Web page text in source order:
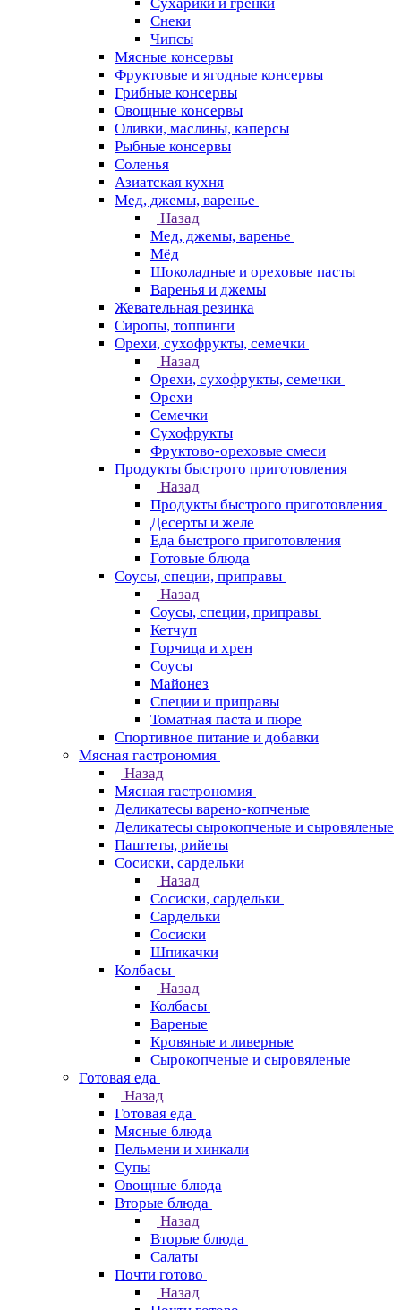
Снеки
Чипсы
Мясные консервы
Фруктовые и ягодные консервы
Грибные консервы
Овощные консервы
Оливки, маслины, каперсы
Рыбные консервы
Соленья
Азиатская кухня
Мед, джемы, варенье
Назад
Мед, джемы, варенье
Мёд
Шоколадные и ореховые пасты
Варенья и джемы
Жевательная резинка
Сиропы, топпинги
Орехи, сухофрукты, семечки
Назад
Орехи, сухофрукты, семечки
Орехи
Семечки
Сухофрукты
Фруктово-ореховые смеси
Продукты быстрого приготовления
Назад
Продукты быстрого приготовления
Десерты и желе
Еда быстрого приготовления
Готовые блюда
Соусы, специи, приправы
Назад
Соусы, специи, приправы
Кетчуп
Горчица и хрен
Соусы
Майонез
Специи и приправы
Томатная паста и пюре
Спортивное питание и добавки
Мясная гастрономия
Назад
Мясная гастрономия
Деликатесы варено-копченые
Деликатесы сырокопченые и сыровяленые
Паштеты, рийеты
Сосиски, сардельки
Назад
Сосиски, сардельки
Сардельки
Сосиски
Шпикачки
Колбасы
Назад
Колбасы
Вареные
Кровяные и ливерные
Сырокопченые и сыровяленые
Готовая еда
Назад
Готовая еда
Мясные блюда
Пельмени и хинкали
Супы
Овощные блюда
Вторые блюда
Назад
Вторые блюда
Салаты
Почти готово
Назад